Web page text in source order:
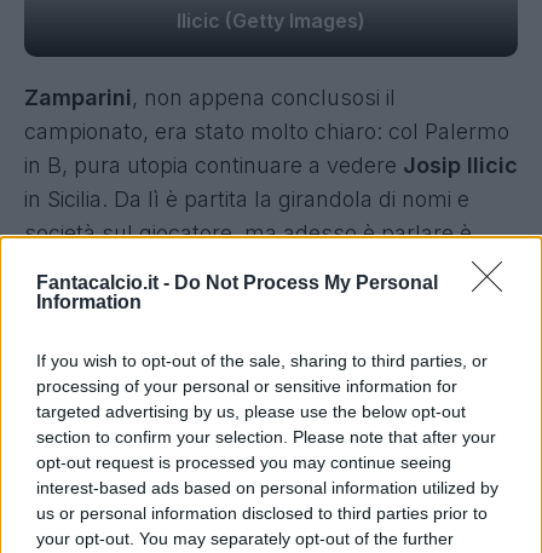
Fantacalcio.it - Do Not Process My Personal
Information
If you wish to opt-out of the sale, sharing to third parties, or
processing of your personal or sensitive information for
targeted advertising by us, please use the below opt-out
section to confirm your selection. Please note that after your
opt-out request is processed you may continue seeing
interest-based ads based on personal information utilized by
us or personal information disclosed to third parties prior to
your opt-out. You may separately opt-out of the further
Ilicic (Getty Images)
Zamparini, non appena conclusosi il
campionato, era stato molto chiaro: col Palermo
in B, pura utopia continuare a vedere Josip Ilicic
in Sicilia. Da lì è partita la girandola di nomi e
società sul giocatore, ma adesso è parlare è
stato lo stesso procuratore dello sloveno, Amir
Ruznic, contattato da
SpazioMilan.it
L'agente ha fatto un pò il punto della
situazione: "Andrà sicuramente via da Palermo
non c'entra assolutamente nulla con la Serie B.
Piace a diverse squadre, italiane ed estere, ma
siamo ancora all'inizio ."